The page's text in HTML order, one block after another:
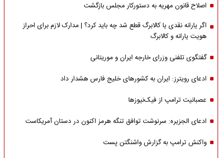
اصلاح قانون مهریه به دستورکار مجلس بازگشت
اگر یارانه نقدی یا کالابرگ قطع شد چه باید کرد؟ | مدارک لازم برای احراز
هویت یارانه و کالابرگ
گفتگوی تلفنی وزرای خارجه ایران و موریتانی
ادعای رویترز: ایران به کشورهای خلیج فارس هشدار داد
عصبانیت ترامپ از فیک‌نیوزها
ادعای الجزیره: سرنوشت توافق تنگه هرمز اکنون در دستان آمریکاست
واکنش ترامپ به گزارش واشنگتن پست